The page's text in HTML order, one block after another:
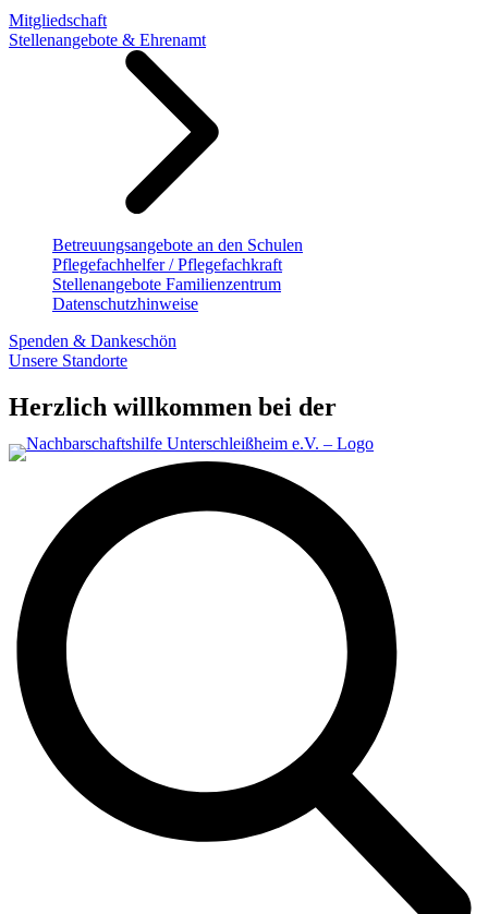
Mitgliedschaft
Stellenangebote & Ehrenamt
Betreuungsangebote an den Schulen
Pflegefachhelfer / Pflegefachkraft
Stellenangebote Familienzentrum
Datenschutzhinweise
Spenden & Dankeschön
Unsere Standorte
Herzlich willkommen bei der